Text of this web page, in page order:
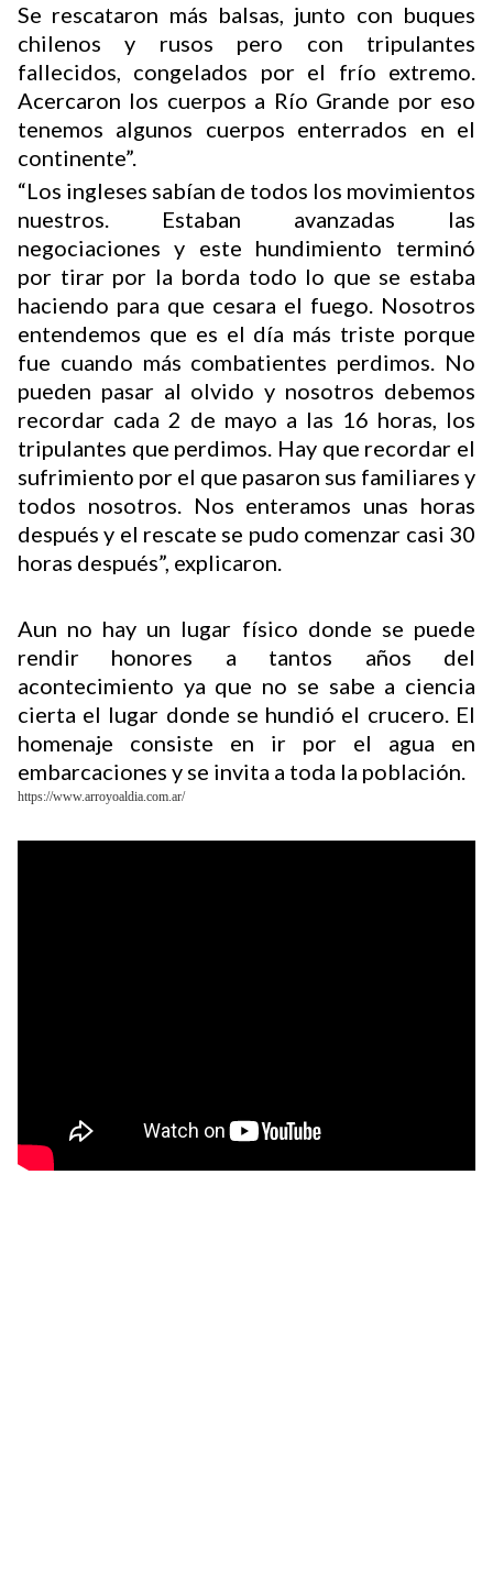
Se rescataron más balsas, junto con buques
chilenos y rusos pero con tripulantes
fallecidos, congelados por el frío extremo.
Acercaron los cuerpos a Río Grande por eso
tenemos algunos cuerpos enterrados en el
continente”.
“Los ingleses sabían de todos los movimientos
nuestros. Estaban avanzadas las
negociaciones y este hundimiento terminó
por tirar por la borda todo lo que se estaba
haciendo para que cesara el fuego. Nosotros
entendemos que es el día más triste porque
fue cuando más combatientes perdimos. No
pueden pasar al olvido y nosotros debemos
recordar cada 2 de mayo a las 16 horas, los
tripulantes que perdimos. Hay que recordar el
sufrimiento por el que pasaron sus familiares y
todos nosotros. Nos enteramos unas horas
después y el rescate se pudo comenzar casi 30
horas después”, explicaron.
Aun no hay un lugar físico donde se puede
rendir honores a tantos años del
acontecimiento ya que no se sabe a ciencia
cierta el lugar donde se hundió el crucero. El
homenaje consiste en ir por el agua en
embarcaciones y se invita a toda la población.
https://www.arroyoaldia.com.ar/